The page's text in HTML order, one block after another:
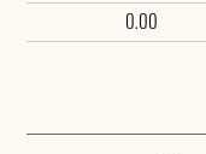
0.00